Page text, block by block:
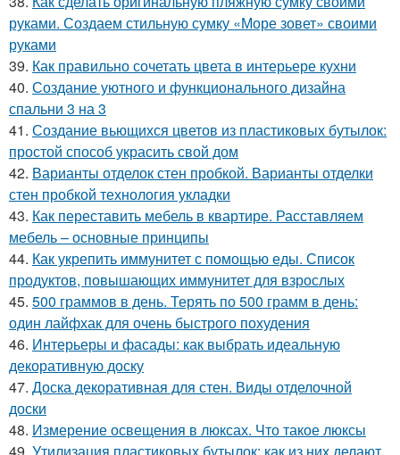
руками. Создаем стильную сумку «Море зовет» своими
руками
39. Как правильно сочетать цвета в интерьере кухни
40. Создание уютного и функционального дизайна
спальни 3 на 3
41. Создание вьющихся цветов из пластиковых бутылок:
простой способ украсить свой дом
42. Варианты отделок стен пробкой. Варианты отделки
стен пробкой технология укладки
43. Как переставить мебель в квартире. Расставляем
мебель – основные принципы
44. Как укрепить иммунитет с помощью еды. Список
продуктов, повышающих иммунитет для взрослых
45. 500 граммов в день. Терять по 500 грамм в день:
один лайфхак для очень быстрого похудения
46. Интерьеры и фасады: как выбрать идеальную
декоративную доску
47. Доска декоративная для стен. Виды отделочной
доски
48. Измерение освещения в люксах. Что такое люксы